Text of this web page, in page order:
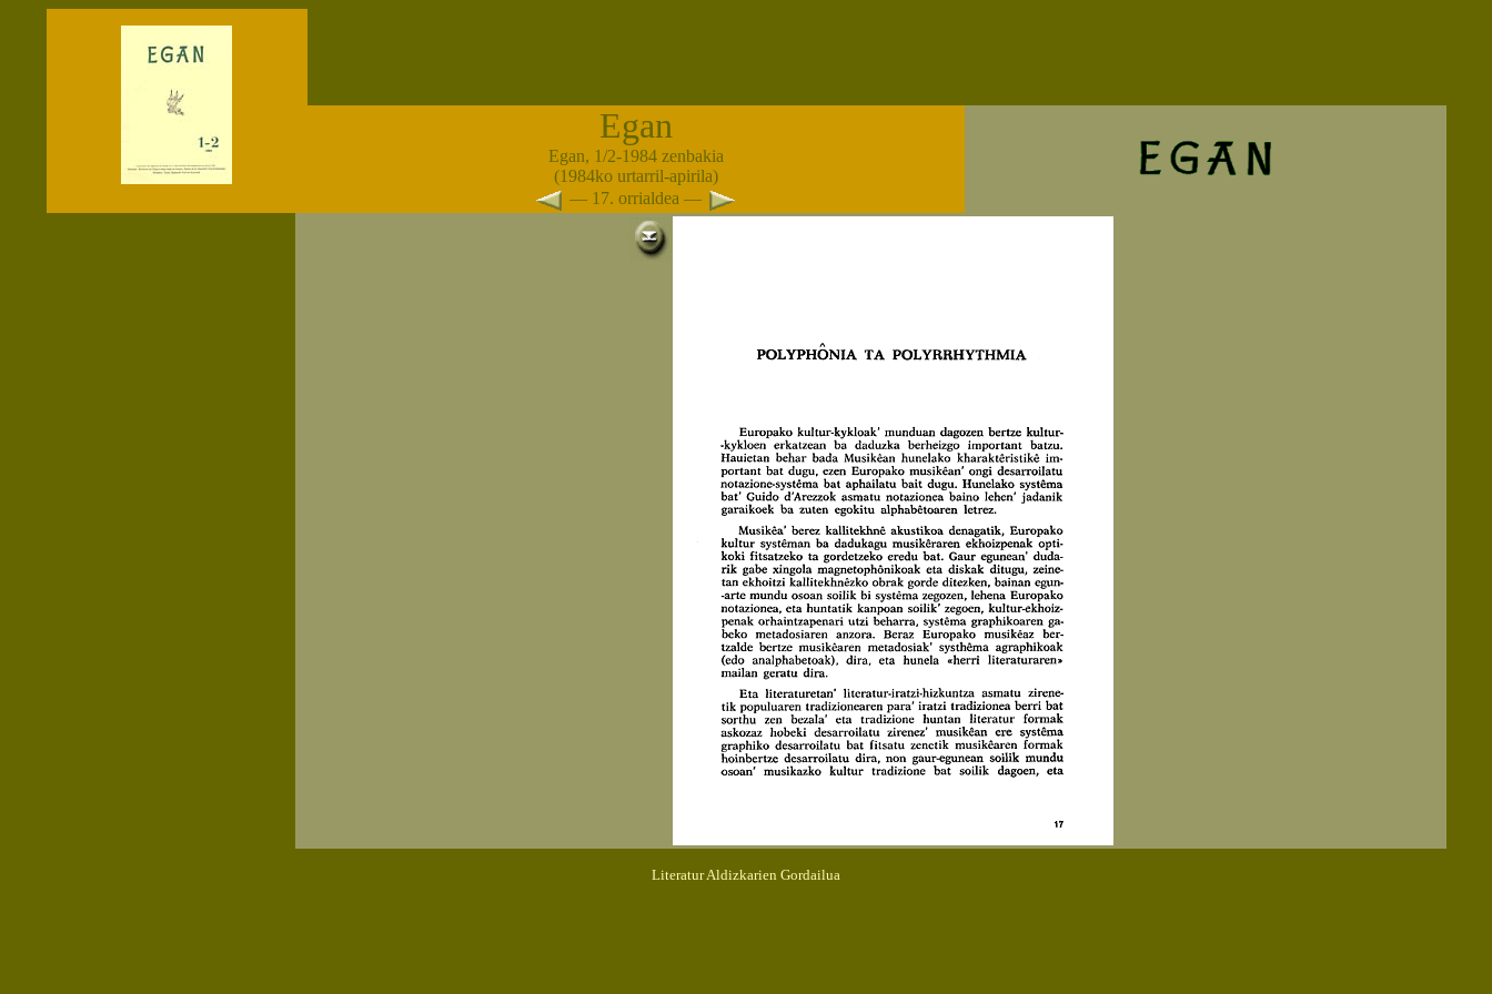
Egan
Egan, 1/2-1984 zenbakia
(1984ko urtarril-apirila)
— 17. orrialdea —
Literatur Aldizkarien Gordailua